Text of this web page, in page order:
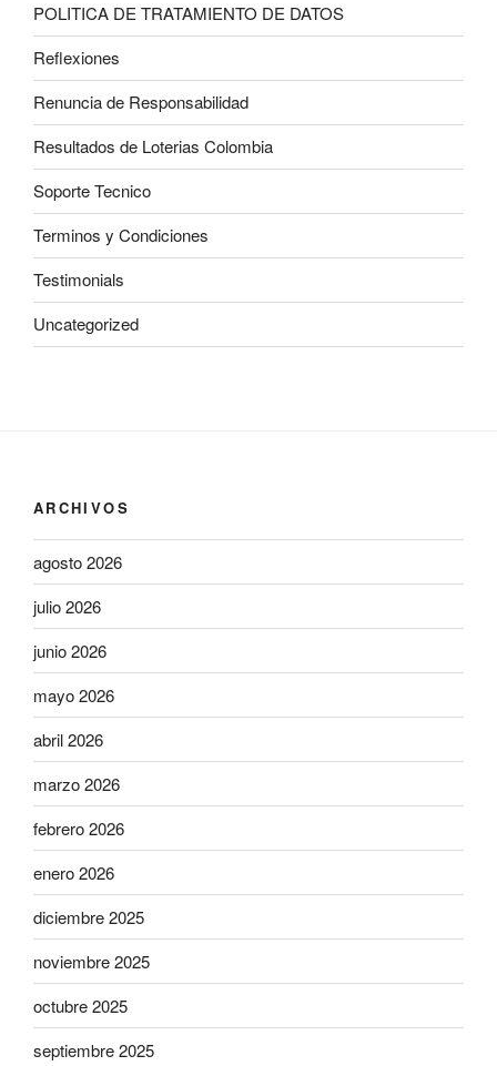
POLITICA DE TRATAMIENTO DE DATOS
Reflexiones
Renuncia de Responsabilidad
Resultados de Loterias Colombia
Soporte Tecnico
Terminos y Condiciones
Testimonials
Uncategorized
ARCHIVOS
agosto 2026
julio 2026
junio 2026
mayo 2026
abril 2026
marzo 2026
febrero 2026
enero 2026
diciembre 2025
noviembre 2025
octubre 2025
septiembre 2025